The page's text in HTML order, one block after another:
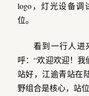
logo，灯光设备调
位。
看到一行人进
呼：“欢迎欢迎！
站好，江逾青站在
野组合是核心，站